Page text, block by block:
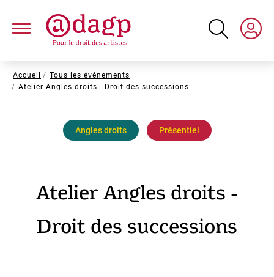
contenu
Fil
d'Ariane
Accueil
Tous les événements
Atelier Angles droits - Droit des successions
Angles droits Présentiel
Atelier Angles droits -
Droit des successions